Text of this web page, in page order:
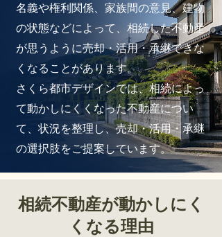
名義や権利関係、家族間の意見、建物
の状態などによって、 相続した不動産
が思うように売却・活用・承継できな
くなる ことがあります。
さくら都市デザインでは、相続によっ
て動かしにくくなった不動産につい
て、状況を整理し、売却・活用・承継
の選択肢をご提案しています。
相続不動産が動かしにく
くなる理由